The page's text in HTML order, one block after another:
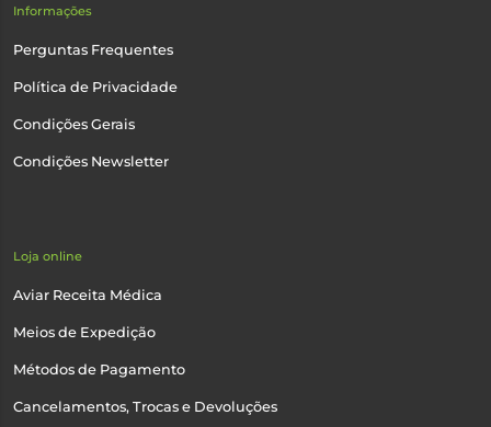
Informações
Perguntas Frequentes
Política de Privacidade
Condições Gerais
Condições Newsletter
Loja online
Aviar Receita Médica
Meios de Expedição
Métodos de Pagamento
Cancelamentos, Trocas e Devoluções